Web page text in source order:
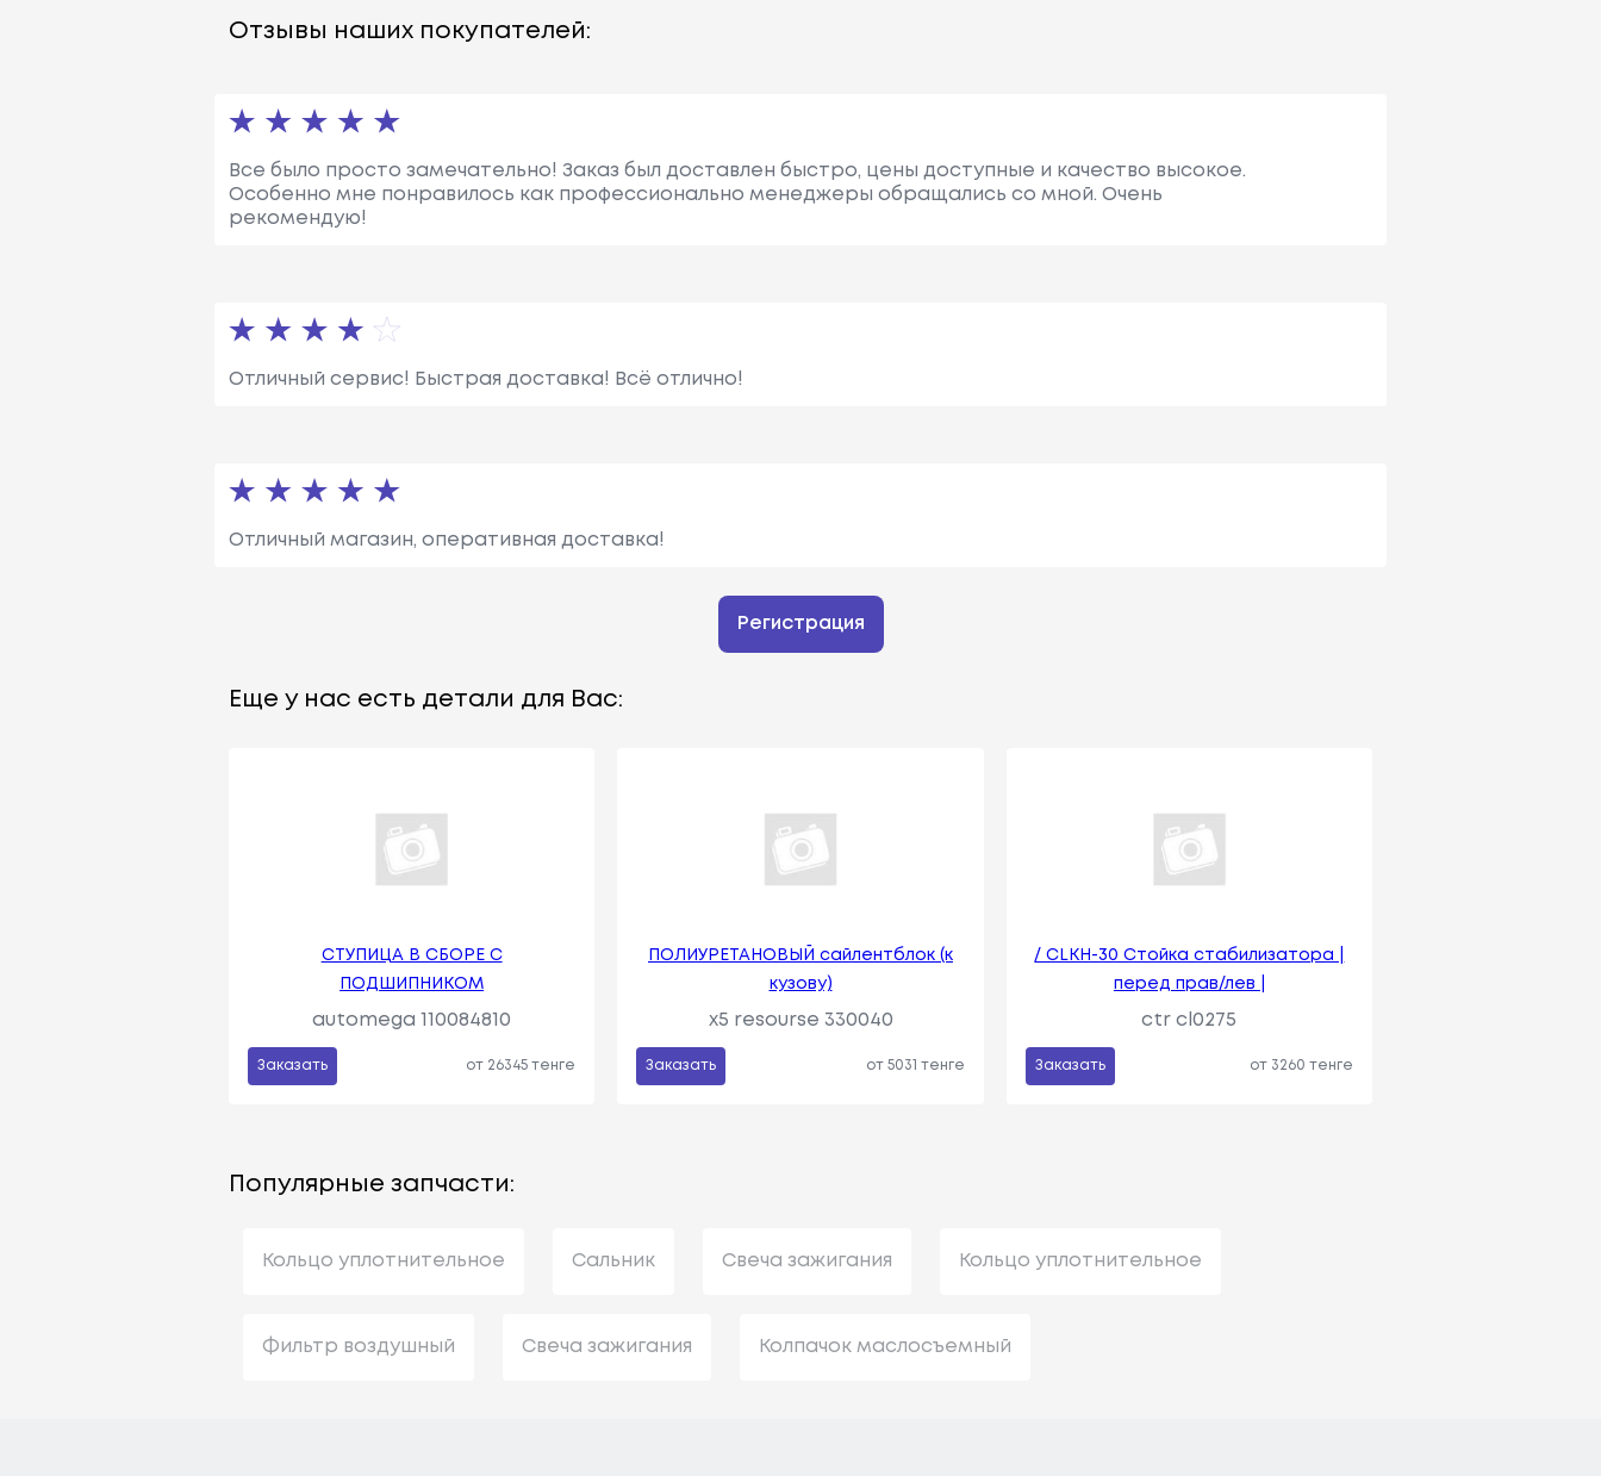
Отзывы наших покупателей:
Все было просто замечательно! Заказ был доставлен быстро, цены доступные и качество высокое.
Особенно мне понравилось как профессионально менеджеры обращались со мной. Очень
рекомендую!
Отличный сервис! Быстрая доставка! Всё отлично!
Отличный магазин, оперативная доставка!
Регистрация
Еще у нас есть детали для Вас:
СТУПИЦА В СБОРЕ С
ПОДШИПНИКОМ
automega 110084810
Заказать от 26345 тенге
ПОЛИУРЕТАНОВЫЙ сайлентблок (к
кузову)
x5 resourse 330040
Заказать от 5031 тенге
/ CLKH-30 Стойка стабилизатора |
перед прав/лев |
ctr cl0275
Заказать от 3260 тенге
Популярные запчасти:
Кольцо уплотнительное Сальник Свеча зажигания Кольцо уплотнительное
Фильтр воздушный Свеча зажигания Колпачок маслосъемный